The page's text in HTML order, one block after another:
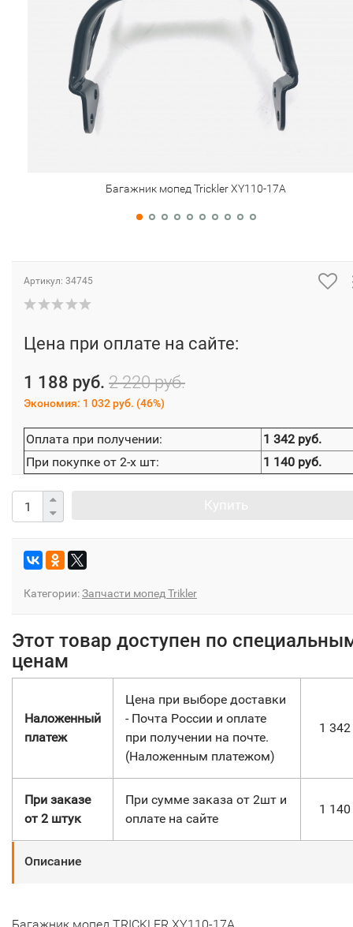
Багажник мопед Trickler XY110-17A
Артикул: 34745
Цена при оплате на сайте:
1 188 руб. 2 220 руб.
Экономия: 1 032 руб. (46%)
Оплата при получении:
1 342 руб.
При покупке от 2-х шт:
1 140 руб.
Категории:Запчасти мопед Trikler
Этот товар доступен по
ценам
Наложенный
платеж
Цена при выборе доставки
- Почта России и оплате
при получении на почте.
(Наложенным платежом)
1 342
При заказе
от 2 штук
При сумме заказа от 2шт и
оплате на сайте
1 140
Описание